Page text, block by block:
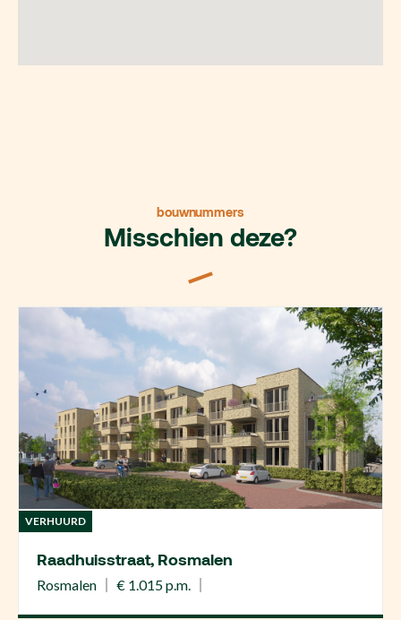
bouwnummers
Misschien deze?
VERHUURD
Raadhuisstraat, Rosmalen
Rosmalen € 1.015 p.m.